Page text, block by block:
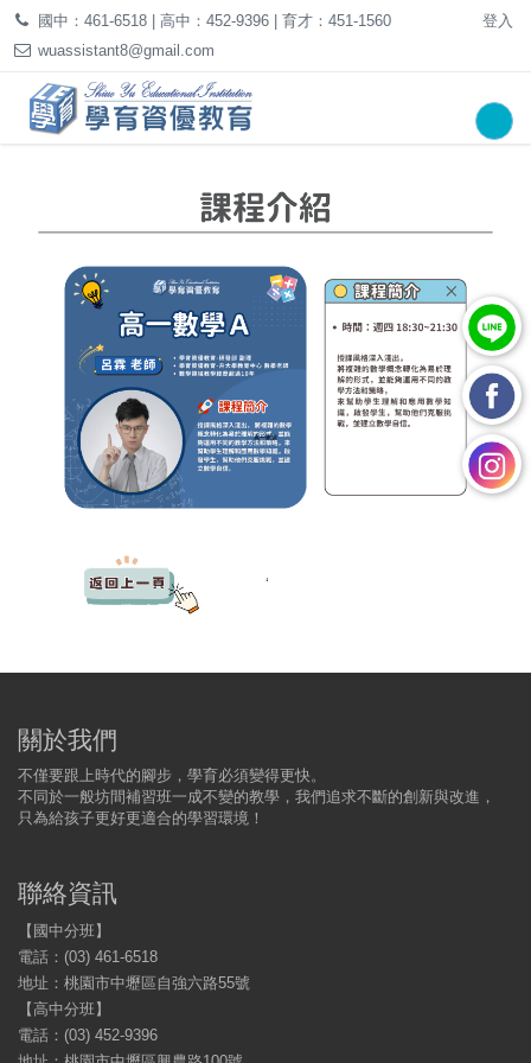
國中：461-6518 | 高中：452-9396 | 育才：451-1560
wuassistant8@gmail.com
登入
‘
關於我們
不僅要跟上時代的腳步，學育必須變得更快。
不同於一般坊間補習班一成不變的教學，我們追求不斷的創新與改進，
只為給孩子更好更適合的學習環境！
聯絡資訊
【國中分班】
電話：(03) 461-6518
地址：桃園市中壢區自強六路55號
【高中分班】
電話：(03) 452-9396